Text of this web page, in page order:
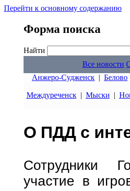
Перейти к основному содержанию
Форма поиска
Найти
Все новости
Анжеро-Судженск | Белово
Междуреченск| Мыски |
О ПДД с
Сотрудники
участие в